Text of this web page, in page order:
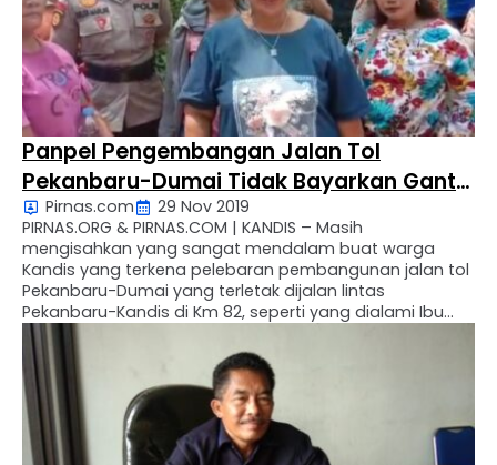
Panpel Pengembangan Jalan Tol
Pekanbaru-Dumai Tidak Bayarkan Ganti
Rugi Lahan Untuk Pintu Gerbang Tol
Dengan Alasan Itu Milik PT. Chevron
Pirnas.com
29 Nov 2019
PIRNAS.ORG & PIRNAS.COM | KANDIS – Masih
mengisahkan yang sangat mendalam buat warga
Kandis yang terkena pelebaran pembangunan jalan tol
Pekanbaru-Dumai yang terletak dijalan lintas
Pekanbaru-Kandis di Km 82, seperti yang dialami Ibu
Medan Ribka br Sembiring dan Jonatan ginting/Kalvin
Ginting. Ibu Medan Ribka br Sembiring menyampaikan,
tanah nya yang terkena ganti rugi untuk pintu …